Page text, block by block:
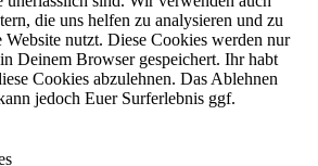
die uns helfen zu analysieren und zu
Website nutzt. Diese Cookies werden nur
Deinem Browser gespeichert. Ihr habt
Cookies abzulehnen. Das Ablehnen
jedoch Euer Surferlebnis ggf.